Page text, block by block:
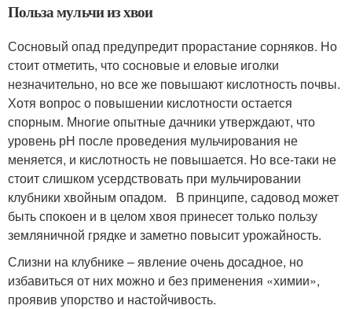
Польза мульчи из хвои
Сосновый опад предупредит прорастание сорняков. Но
стоит отметить, что сосновые и еловые иголки
незначительно, но все же повышают кислотность почвы.
Хотя вопрос о повышении кислотности остается
спорным. Многие опытные дачники утверждают, что
уровень рН после проведения мульчирования не
меняется, и кислотность не повышается. Но все-таки не
стоит слишком усердствовать при мульчировании
клубники хвойным опадом. В принципе, садовод может
быть спокоен и в целом хвоя принесет только пользу
земляничной грядке и заметно повысит урожайность.
Слизни на клубнике – явление очень досадное, но
избавиться от них можно и без применения «химии»,
проявив упорство и настойчивость.